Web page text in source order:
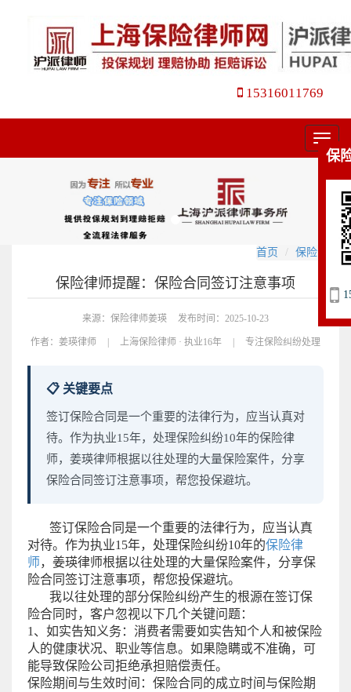
15316011769
菜
单
首页 保险合同
保险律师提醒：保险合同签订注意事项
来源：保险律师姜瑛 发布时间：2025-10-23
作者： 姜瑛律师 | 上海保险律师 · 执业16年 | 专注保险纠纷处理
📋 关键要点
签订保险合同是一个重要的法律行为，应当认真对
待。作为执业15年，处理保险纠纷10年的保险律
师，姜瑛律师根据以往处理的大量保险案件，分享
保险合同签订注意事项，帮您投保避坑。
签订保险合同是一个重要的法律行为，应当认真
对待。作为执业15年，处理保险纠纷10年的保险律
师，姜瑛律师根据以往处理的大量保险案件，分享保
险合同签订注意事项，帮您投保避坑。
我以往处理的部分保险纠纷产生的根源在签订保
险合同时，客户忽视以下几个关键问题：
1、如实告知义务：消费者需要如实告知个人和被保险
人的健康状况、职业等信息。如果隐瞒或不准确，可
能导致保险公司拒绝承担赔偿责任。
保险期间与生效时间：保险合同的成立时间与保险期
保